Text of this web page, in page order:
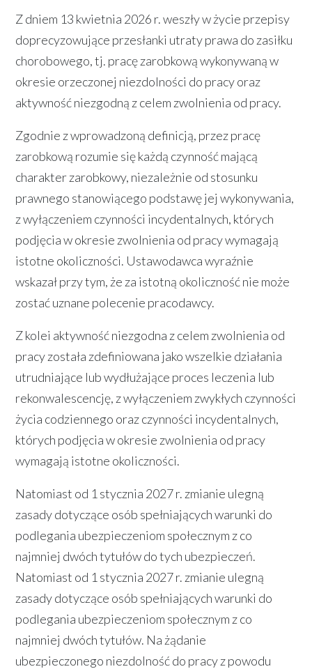
Z dniem 13 kwietnia 2026 r. weszły w życie przepisy
doprecyzowujące przesłanki utraty prawa do zasiłku
chorobowego, tj. pracę zarobkową wykonywaną w
okresie orzeczonej niezdolności do pracy oraz
aktywność niezgodną z celem zwolnienia od pracy.
Zgodnie z wprowadzoną definicją, przez pracę
zarobkową rozumie się każdą czynność mającą
charakter zarobkowy, niezależnie od stosunku
prawnego stanowiącego podstawę jej wykonywania,
z wyłączeniem czynności incydentalnych, których
podjęcia w okresie zwolnienia od pracy wymagają
istotne okoliczności. Ustawodawca wyraźnie
wskazał przy tym, że za istotną okoliczność nie może
zostać uznane polecenie pracodawcy.
Z kolei aktywność niezgodna z celem zwolnienia od
pracy została zdefiniowana jako wszelkie działania
utrudniające lub wydłużające proces leczenia lub
rekonwalescencję, z wyłączeniem zwykłych czynności
życia codziennego oraz czynności incydentalnych,
których podjęcia w okresie zwolnienia od pracy
wymagają istotne okoliczności.
Natomiast od 1 stycznia 2027 r. zmianie ulegną
zasady dotyczące osób spełniających warunki do
podlegania ubezpieczeniom społecznym z co
najmniej dwóch tytułów do tych ubezpieczeń.
Natomiast od 1 stycznia 2027 r. zmianie ulegną
zasady dotyczące osób spełniających warunki do
podlegania ubezpieczeniom społecznym z co
najmniej dwóch tytułów. Na żądanie
ubezpieczonego niezdolność do pracy z powodu